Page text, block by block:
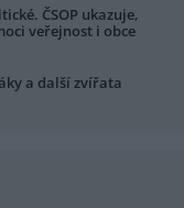
ČSOP ukazuje,
veřejnost i obce
a další zvířata